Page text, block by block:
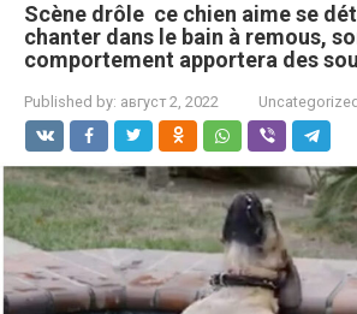
Scène drôle ce chien aime se
chanter dans le bain à remous,
comportement apportera des
Published by: август 2, 2022 Uncategorized